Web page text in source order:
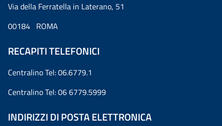
Via della Ferratella in Laterano, 51
00184 ROMA
RECAPITI TELEFONICI
Centralino Tel: 06.6779.1
Centralino Tel: 06 6779.5999
INDIRIZZI DI POSTA ELETTRONICA